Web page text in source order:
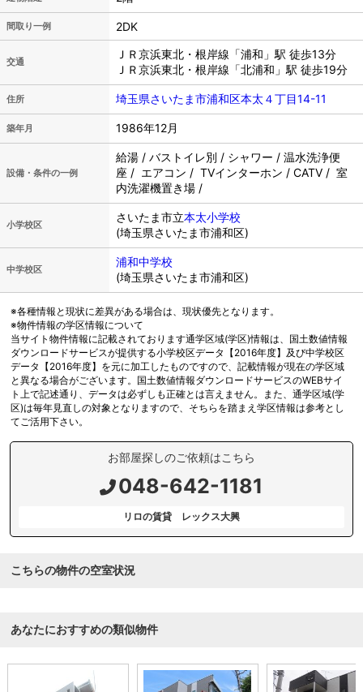
間取り一例 2DK
交通
ＪＲ京浜東北・根岸線「浦和」駅 徒歩13分
ＪＲ京浜東北・根岸線「北浦和」駅 徒歩19分
住所 埼玉県さいたま市浦和区本太４丁目14-11
築年月 1986年12月
設備・条件の一例
給湯 / バストイレ別 / シャワー / 温水洗浄便
座 / エアコン / TVインターホン / CATV / 室
内洗濯機置き場 /
小学校区
さいたま市立本太小学校
(埼玉県さいたま市浦和区)
中学校区
浦和中学校
(埼玉県さいたま市浦和区)
※各種情報と現状に差異がある場合は、現状優先となります。
※物件情報の学区情報について
当サイト物件情報に記載されております通学区域(学区)情報は、国土数値情報
ダウンロードサービスが提供する小学校区データ【2016年度】及び中学校区
データ【2016年度】を元に加工したものですので、記載情報が現在の学区域
と異なる場合がございます。国土数値情報ダウンロードサービスのWEBサイ
ト上で記述通り、データは必ずしも正確とは言えません。また、通学区域(学
区)は毎年見直しの対象となりますので、そちらを踏まえ学区情報は参考とし
てご活用下さい。
お部屋探しのご依頼はこちら
048-642-1181
リロの賃貸 レックス大興
こちらの物件の空室状況
あなたにおすすめの類似物件